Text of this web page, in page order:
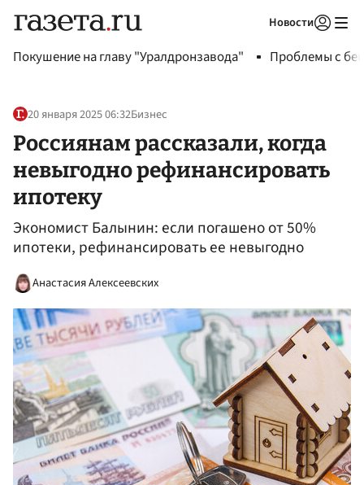
Новости
Покушение на главу "Уралдронзавода" Проблемы с
20 января 2025 06:32Бизнес
Россиянам рассказали, когда
невыгодно рефинансировать
ипотеку
Экономист Балынин: если погашено от 50%
ипотеки, рефинансировать ее невыгодно
Анастасия Алексеевских